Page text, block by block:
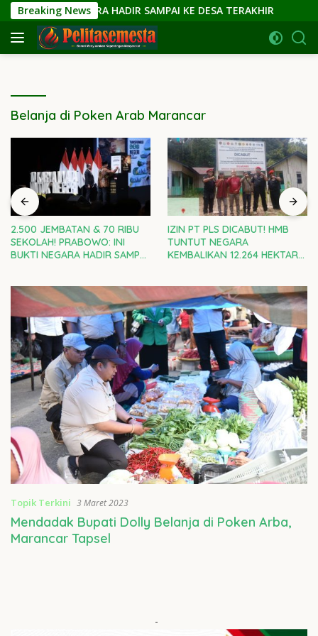
Langsung
ke
konten
Breaking News
NEGARA HADIR SAMPAI KE DESA TERAKHIR
Belanja di Poken Arab Marancar
IZIN PT PLS DICABUT! HMB
TUNTUT NEGARA
KEMBALIKAN 12.264 HEKTARE
PEMKOT SIANTAR KOMITMEN
JADI KOTA RAMAH ANAK:
DARI NARASI KE AKSI NYATA
Topik Terkini 3 Maret 2023
Mendadak Bupati Dolly Belanja di Poken Arba,
Marancar Tapsel
-